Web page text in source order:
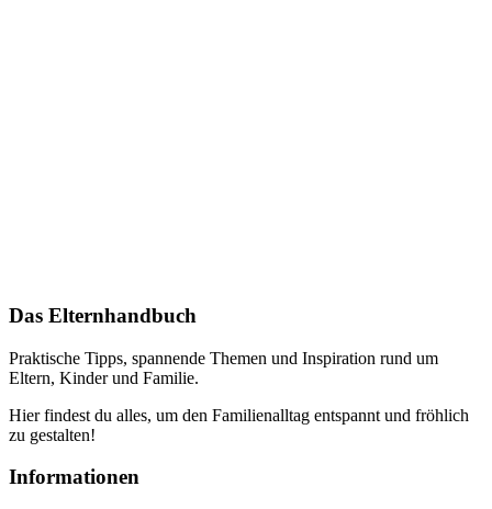
Das Elternhandbuch
Praktische Tipps, spannende Themen und Inspiration rund um
Eltern, Kinder und Familie.
Hier findest du alles, um den Familienalltag entspannt und fröhlich
zu gestalten!
Informationen